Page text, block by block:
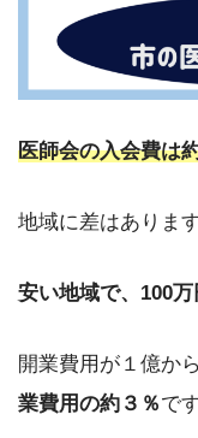
医師会の入会費は
地域に差はありま
安い地域で、100万
開業費用が１億か
業費用の約３％です